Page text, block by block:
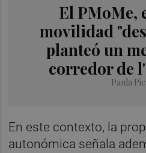
El PMoMe,
movilidad
planteó un
corredor de
Paula
En este contexto, la
autonómica señala